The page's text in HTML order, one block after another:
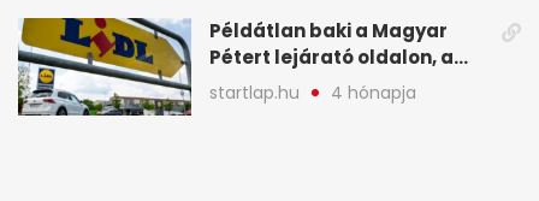
Példátlan baki a Magyar
Pétert lejárató oldalon, a
Lidlnek azonnal lépnie
kellett - A hét legfontosabb
startlap.hu 4 hónapja